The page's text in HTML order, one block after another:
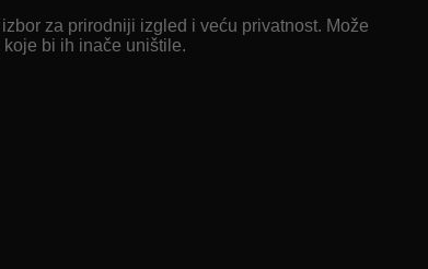
za prirodniji izgled i veću privatnost. Može
bi ih inače uništile.